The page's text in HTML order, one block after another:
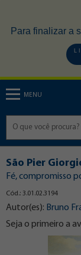
Para finalizar a
L
MENU
São Pier
Fé, compromisso
Cód.: 3.01.02.3194
Autor(es): Bruno
Seja o primeiro a